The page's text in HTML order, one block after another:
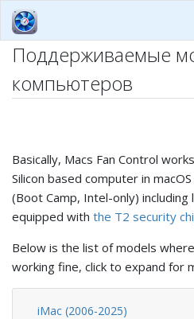
Поддерживаемые
компьютеров
Basically, Macs Fan Control
Silicon based computer in
(Boot Camp, Intel-only)
equipped with the T2 security
Below is the list of models
working fine, click to expand for
iMac (2006-2025)